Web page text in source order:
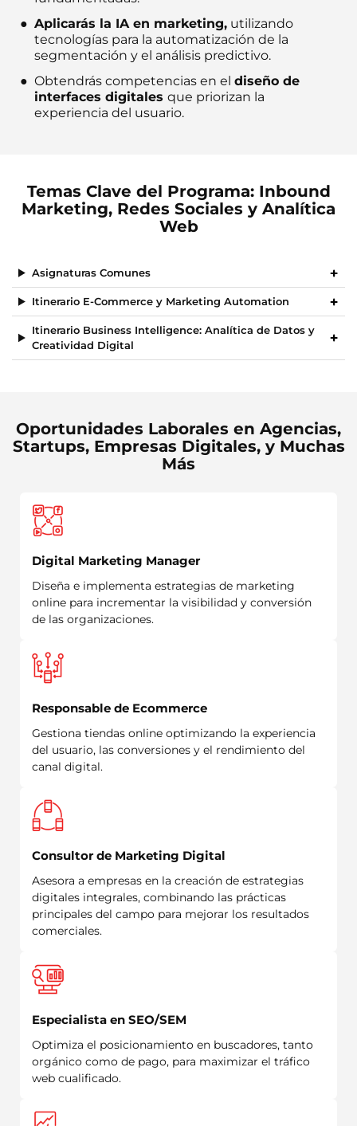
Aplicarás la IA en marketing, utilizando
tecnologías para la automatización de la
segmentación y el análisis predictivo.
Obtendrás competencias en el diseño de
interfaces digitales que priorizan la
experiencia del usuario.
Temas Clave del Programa: Inbound
Marketing, Redes Sociales y Analítica
Web
Asignaturas Comunes
Itinerario E-Commerce y Marketing Automation
Itinerario Business Intelligence: Analítica de Datos y
Creatividad Digital
Oportunidades Laborales en Agencias,
Startups, Empresas Digitales, y Muchas
Más
Digital Marketing Manager
Diseña e implementa estrategias de marketing
online para incrementar la visibilidad y conversión
de las organizaciones.
Responsable de Ecommerce
Gestiona tiendas online optimizando la experiencia
del usuario, las conversiones y el rendimiento del
canal digital.
Consultor de Marketing Digital
Asesora a empresas en la creación de estrategias
digitales integrales, combinando las prácticas
principales del campo para mejorar los resultados
comerciales.
Especialista en SEO/SEM
Optimiza el posicionamiento en buscadores, tanto
orgánico como de pago, para maximizar el tráfico
web cualificado.